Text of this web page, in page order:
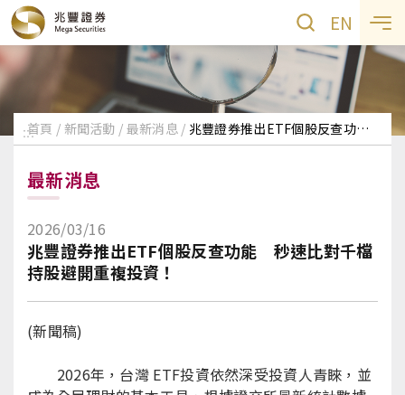
EN
:::首頁 新聞活動 最新消息 兆豐證券推出ETF個股反查功能 秒速比對千檔持股避開重複投資！
最新消息
2026/03/16
兆豐證券推出ETF個股反查功能 秒速比對千檔
持股避開重複投資！
(新聞稿)
2026年，台灣 ETF投資依然深受投資人青睞，並